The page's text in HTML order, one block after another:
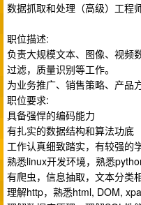
数据抓取和处理（高级）工程
职位描述:
负责大规模文本、图像、视频
过滤，质量识别等工作。
为业务推广、销售策略、产品
职位要求:
具备强悍的编码能力
有扎实的数据结构和算法功底
工作认真细致踏实，有较强的
熟悉linux开发环境，熟悉
有爬虫，信息抽取，文本分类
理解http，熟悉html, DOM,